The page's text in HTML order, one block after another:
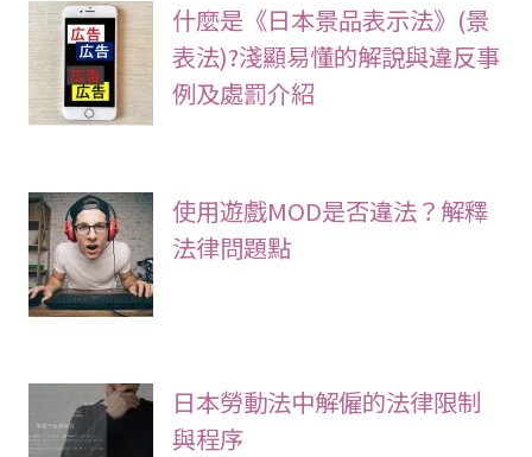
什麼是《日本景品表示法》(景
表法)?淺顯易懂的解說與違反事
例及處罰介紹
使用遊戲MOD是否違法？解釋
法律問題點
日本勞動法中解僱的法律限制
與程序